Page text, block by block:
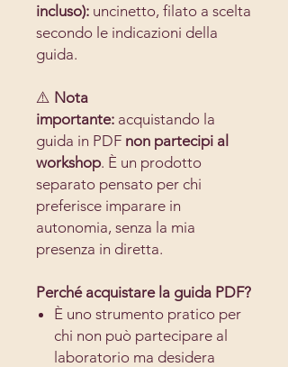
incluso): uncinetto, filato a scelta
secondo le indicazioni della
guida.
⚠️ Nota
importante: acquistando la
guida in PDF non partecipi al
workshop. È un prodotto
separato pensato per chi
preferisce imparare in
autonomia, senza la mia
presenza in diretta.
Perché acquistare la guida PDF?
È uno strumento pratico per
chi non può partecipare al
laboratorio ma desidera